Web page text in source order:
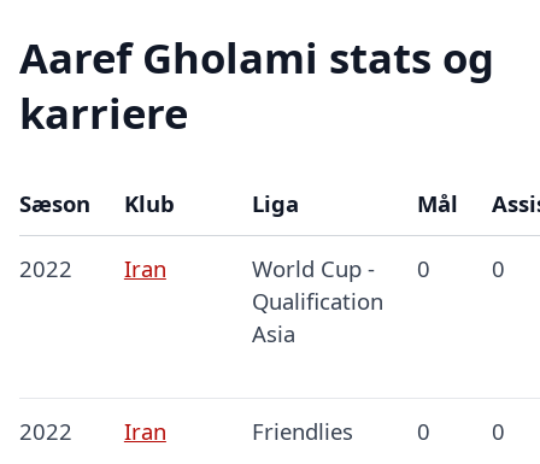
Aaref Gholami stats og
karriere
Sæson Klub Liga Mål
2022 Iran
World Cup -
Qualification
Asia
0 0
2022 Iran Friendlies 0 0